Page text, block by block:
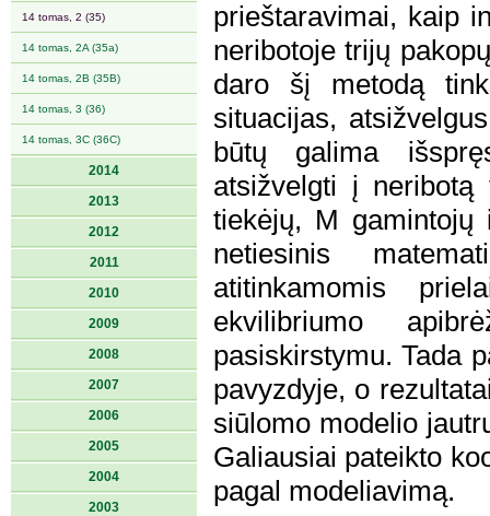
14 tomas, 2 (35)
14 tomas, 2A (35a)
14 tomas, 2B (35B)
14 tomas, 3 (36)
14 tomas, 3C (36C)
2014
2013
2012
2011
2010
2009
2008
2007
2006
2005
2004
2003
prieštaravimai, kaip
neribotoje trijų
daro šį metodą
situacijas,
būtų galima
atsižvelgti į
tiekėjų, M gamintojų
netiesinis
atitinkamomis
ekvilibriumo
pasiskirstymu. Tada
pavyzdyje, o
siūlomo modelio
Galiausiai pateikto
pagal modeliavimą.